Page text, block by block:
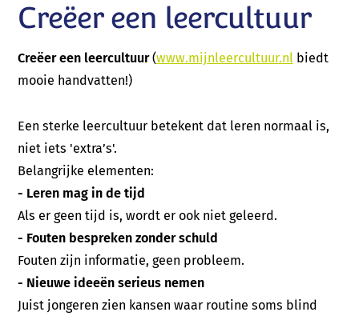
Creëer een leercultuur
Creëer een leercultuur(www.mijnleercultuur.nlbiedt
mooie handvatten!)
Een sterke leercultuur betekent dat leren normaal is,
niet iets 'extra’s'.
Belangrijke elementen:
- Leren mag in de tijd
Als er geen tijd is, wordt er ook niet geleerd.
- Fouten bespreken zonder schuld
Fouten zijn informatie, geen probleem.
- Nieuwe ideeën serieus nemen
Juist jongeren zien kansen waar routine soms blind